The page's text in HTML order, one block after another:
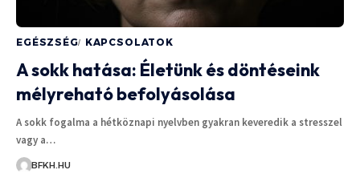
EGÉSZSÉG KAPCSOLATOK
A sokk hatása: Életünk és döntéseink
mélyreható befolyásolása
A sokk fogalma a hétköznapi nyelvben gyakran keveredik a stresszel
vagy a…
BFKH.HU